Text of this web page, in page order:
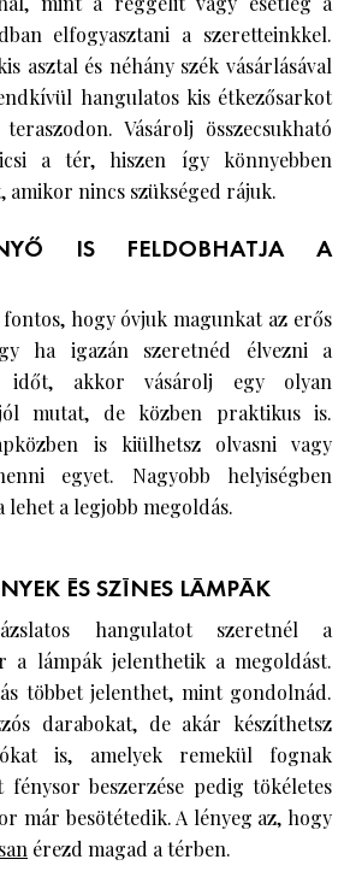
elfogyasztani a szeretteinkkel.
asztal és néhány szék vásárlásával
hangulatos kis étkezősarkot
Vásárolj összecsukható
a tér, hiszen így könnyebben
amikor nincs szükséged rájuk.
IS FELDOBHATJA A
hogy óvjuk magunkat az erős
ha igazán szeretnéd élvezni a
időt, akkor vásárolj egy olyan
mutat, de közben praktikus is.
is kiülhetsz olvasni vagy
egyet. Nagyobb helyiségben
lehet a legjobb megoldás.
ÉS SZÍNES LÁMPÁK
hangulatot szeretnél a
a lámpák jelenthetik a megoldást.
többet jelenthet, mint gondolnád.
darabokat, de akár készíthetsz
is, amelyek remekül fognak
beszerzése pedig tökéletes
már besötétedik. A lényeg az, hogy
érezd magad a térben.